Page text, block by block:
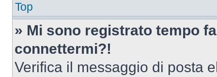
Top
» Mi sono registrato tempo
connettermi?!
Verifica il messaggio di posta